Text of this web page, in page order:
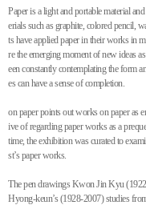
Paper is a light and portable material
erials such as graphite, colored pencil,
ts have applied paper in their works in
re the emerging moment of new ideas
een constantly contemplating the form
es can have a sense of completion.
on paper points out works on paper as
ive of regarding paper works as a
time, the exhibition was curated to
st’s paper works.
The pen drawings Kwon Jin Kyu
Hyong-keun’s (1928-2007) studies